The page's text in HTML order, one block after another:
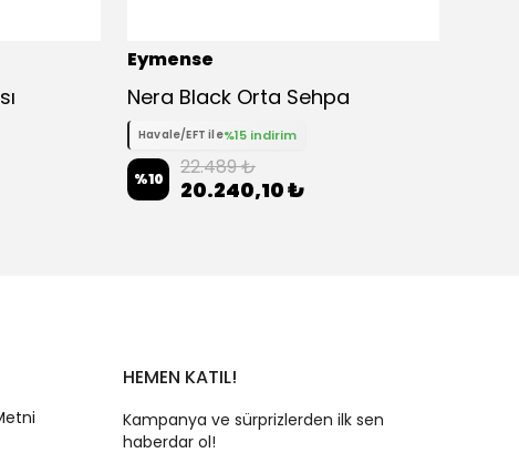
Eymense
Nera Black Orta Sehpa
Havale/EFT ile%15 indirim
%10 22.489 ₺
20.240,10 ₺
HEMEN KATIL!
Kampanya ve sürprizlerden ilk sen
haberdar ol!